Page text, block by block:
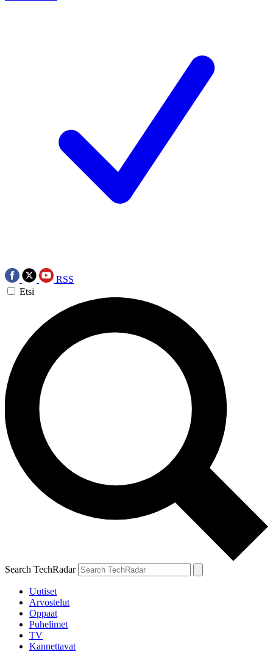
RSS
Etsi
Search TechRadar
Uutiset
Arvostelut
Oppaat
Puhelimet
TV
Kannettavat